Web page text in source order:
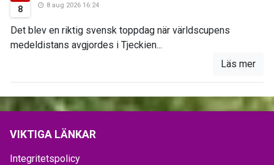
8 8 aug 2026 16:24
Det blev en riktig svensk toppdag när världscupens
medeldistans avgjordes i Tjeckien...
Läs mer
VIKTIGA LÄNKAR
Integritetspolicy